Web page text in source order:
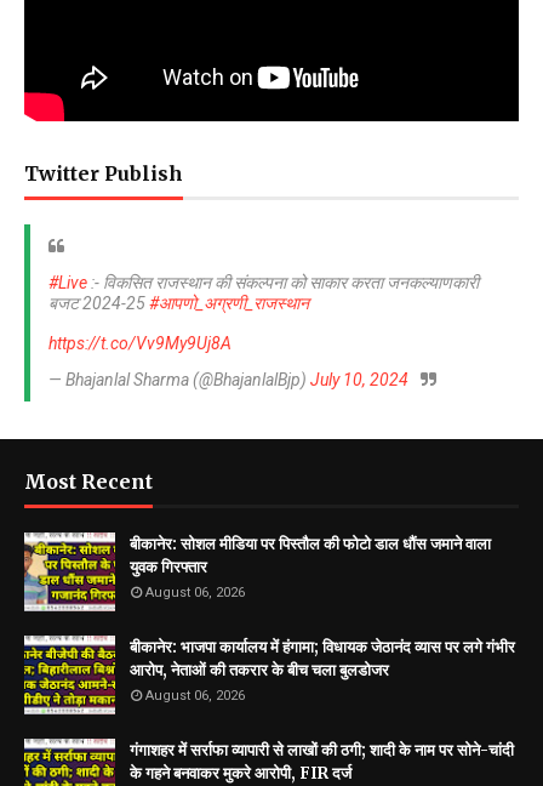
Twitter Publish
#Live :- विकसित राजस्थान की संकल्पना को साकार करता जनकल्याणकारी
बजट 2024-25#आपणो_अग्रणी_राजस्थान
https://t.co/Vv9My9Uj8A
— Bhajanlal Sharma (@BhajanlalBjp) July 10, 2024
Most Recent
बीकानेर: सोशल मीडिया पर पिस्तौल की फोटो डाल धौंस जमाने वाला
युवक गिरफ्तार
August 06, 2026
बीकानेर: भाजपा कार्यालय में हंगामा; विधायक जेठानंद व्यास पर लगे गंभीर
आरोप, नेताओं की तकरार के बीच चला बुलडोजर
August 06, 2026
गंगाशहर में सर्राफा व्यापारी से लाखों की ठगी; शादी के नाम पर सोने-चांदी
के गहने बनवाकर मुकरे आरोपी, FIR दर्ज